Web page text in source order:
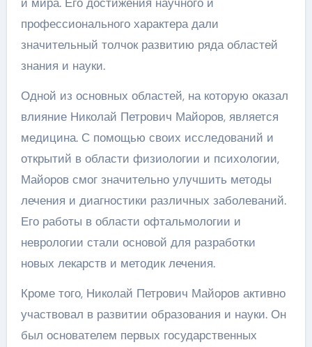
профессионального характера дали
значительный толчок развитию ряда областей
знания и науки.
Одной из основных областей, на которую оказал
влияние Николай Петрович Майоров, является
медицина. С помощью своих исследований и
открытий в области физиологии и психологии,
Майоров смог значительно улучшить методы
лечения и диагностики различных заболеваний.
Его работы в области офтальмологии и
неврологии стали основой для разработки
новых лекарств и методик лечения.
Кроме того, Николай Петрович Майоров активно
участвовал в развитии образования и науки. Он
был основателем первых государственных